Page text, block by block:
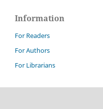
Information
For Readers
For Authors
For Librarians